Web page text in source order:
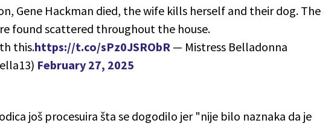
Gene Hackman died, the wife kills herself and their dog. The
found scattered throughout the house.
this.https://t.co/sPz0JSRObR — Mistress Belladonna
February 27, 2025
još procesuira šta se dogodilo jer "nije bilo naznaka da je